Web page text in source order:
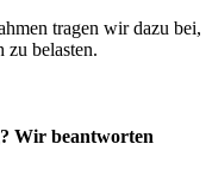
tragen wir dazu bei,
belasten.
Wir beantworten